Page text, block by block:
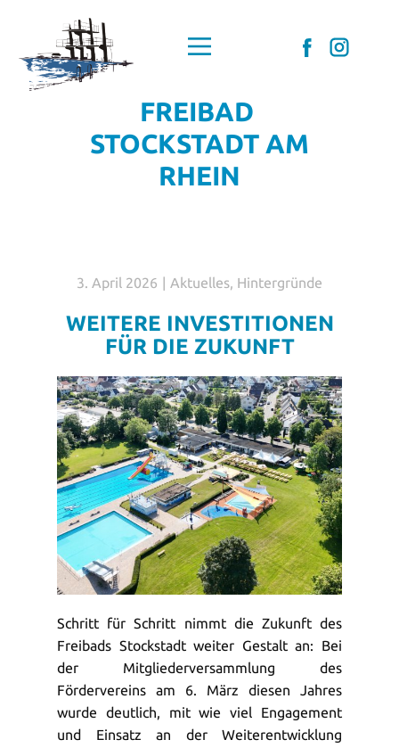
Home
Förderverein
Mitglied werden
Datenschutz
FREIBAD
STOCKSTADT AM
RHEIN
3. April 2026 Aktuelles, Hintergründe
WEITERE INVESTITIONEN
FÜR DIE ZUKUNFT
Schritt für Schritt nimmt die Zukunft des
Freibads Stockstadt weiter Gestalt an: Bei
der Mitgliederversammlung des
Fördervereins am 6. März diesen Jahres
wurde deutlich, mit wie viel Engagement
und Einsatz an der Weiterentwicklung